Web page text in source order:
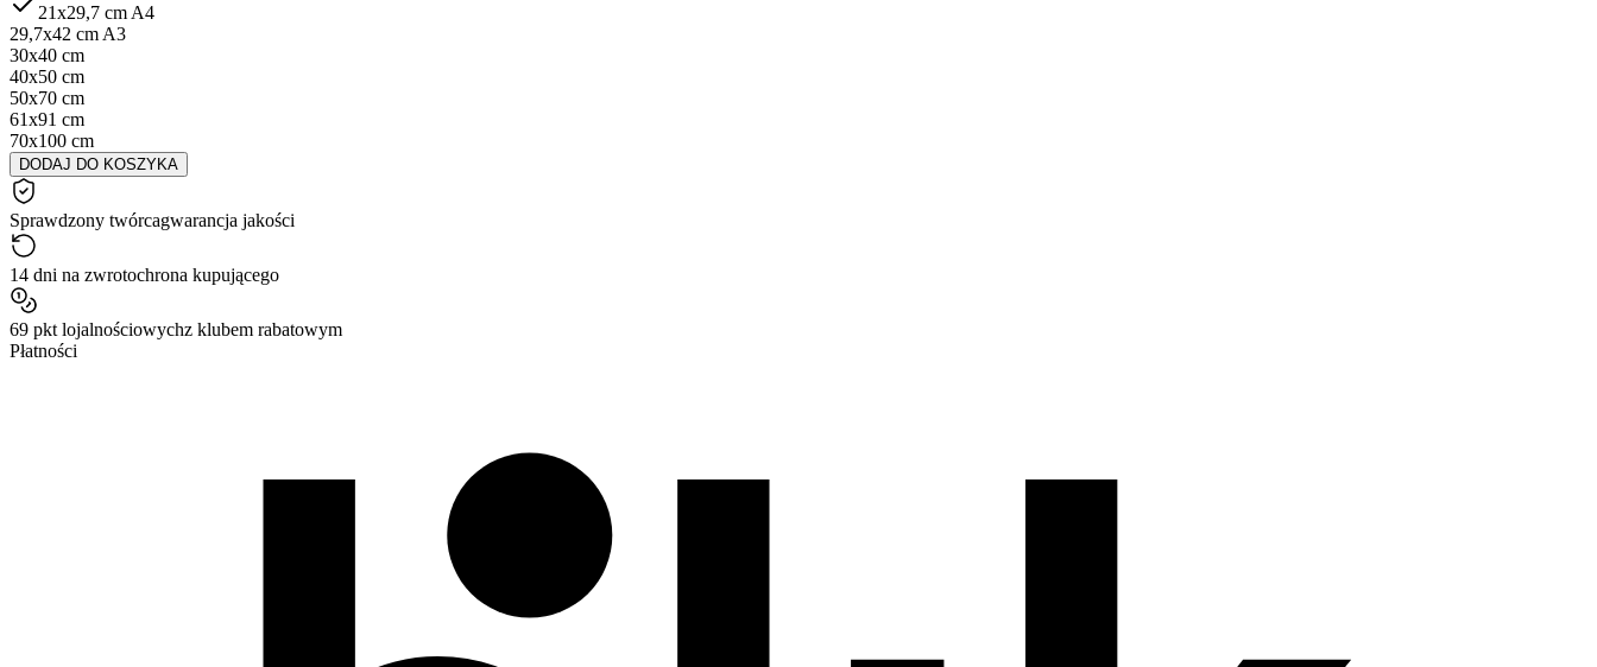
21x29,7 cm A4
29,7x42 cm A3
30x40 cm
40x50 cm
50x70 cm
61x91 cm
70x100 cm
DODAJ DO KOSZYKA
Sprawdzony twórcagwarancja jakości
14 dni na zwrotochrona kupującego
69 pkt lojalnościowychz klubem rabatowym
Płatności